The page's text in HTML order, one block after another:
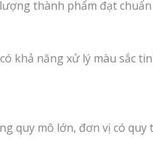
thành phẩm đạt chuẩn
khả năng xử lý màu sắc
quy mô lớn, đơn vị có quy